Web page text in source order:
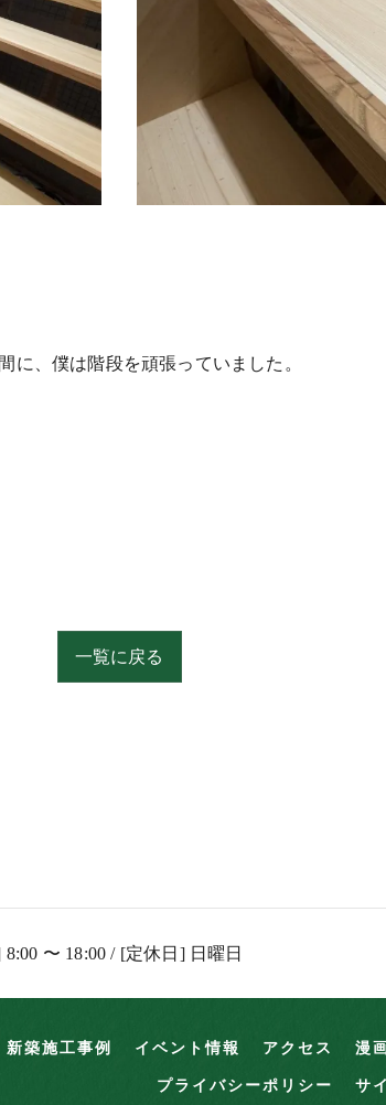
に、僕は階段を頑張っていました。
一覧に戻る
〜 18:00 / [定休日] 日曜日
新築施工事例 イベント情報 アクセス 漫
プライバシーポリシー サ